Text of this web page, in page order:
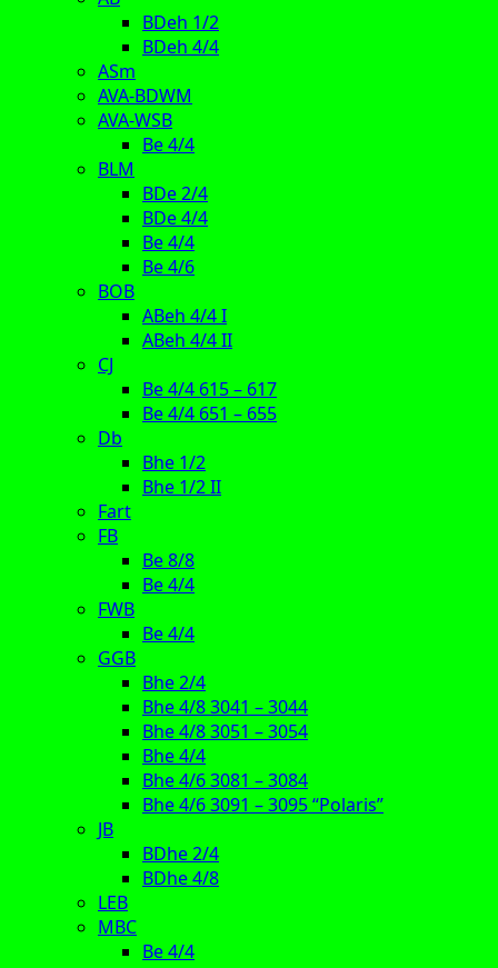
BDeh 1/2
BDeh 4/4
ASm
AVA-BDWM
AVA-WSB
Be 4/4
BLM
BDe 2/4
BDe 4/4
Be 4/4
Be 4/6
BOB
ABeh 4/4 I
ABeh 4/4 II
CJ
Be 4/4 615 – 617
Be 4/4 651 – 655
Db
Bhe 1/2
Bhe 1/2 II
Fart
FB
Be 8/8
Be 4/4
FWB
Be 4/4
GGB
Bhe 2/4
Bhe 4/8 3041 – 3044
Bhe 4/8 3051 – 3054
Bhe 4/4
Bhe 4/6 3081 – 3084
Bhe 4/6 3091 – 3095 “Polaris”
JB
BDhe 2/4
BDhe 4/8
LEB
MBC
Be 4/4